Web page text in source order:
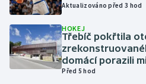
Moderní pětiboj
Motorsport
Olympijské hry
Aktualizováno před 3 hod
HOKEJ
Třebíč pokřtila
domácí porazili
Před 5 hod